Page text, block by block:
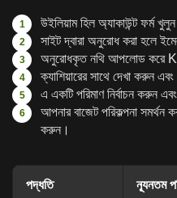
উইলিয়াম হিল অ্যাকাউন্ট ফর্ম
সাইট দ্বারা অনুরোধ করা হলে
অনুরোধকৃত নথি আপলোড করে
ক্যাশিয়ারের সাথে দেখা করুন
এ একটি পরিমাণ নির্বাচন করুন
আপনার বাজেট পরিকল্পনা সমর্থন
করুন।
পদ্ধতি ন্যূনতম